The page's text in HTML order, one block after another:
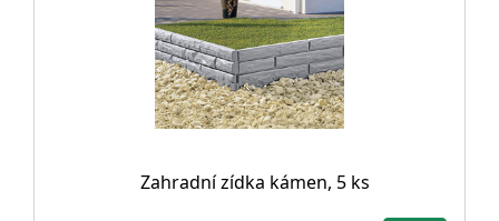
Zahradní zídka kámen, 5 ks